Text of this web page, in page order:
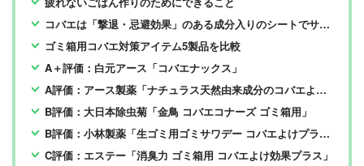
コバエは「撃退・忌避効果」のある成分入りのシートでサヨナラ
ゴミ箱用コバエ対策アイテム5製品を比較
A＋評価：白元アース「コバエナックス」
A評価：アース製薬「ナチュラス天然由来成分のコバエよけ」
B評価：大日本除虫菊「金鳥 コバエコナーズ ゴミ箱用」
B評価：小林製薬「生ゴミ用ゴミサワデー コバエよけプラス」
C評価：エステー「消臭力 ゴミ箱用 コバエよけ効果プラス」